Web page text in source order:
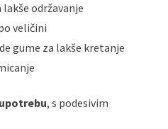
lakše održavanje
veličini
gume za lakše kretanje
, s podesivim